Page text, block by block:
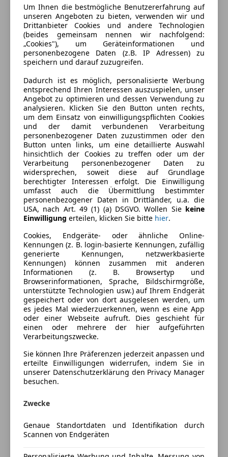
Energieverbrauch
Kraftstoff
Benzin
Kraftstoffverbrauch
6,10l/100 km (komb.)
CO₂-Emissionen
140 g/km (komb.)
Ausstattung
Sicherheit
Fernlichtassistent
Extras
Anhängerkupplung
Mehr anzeigen
Farbe und Innenausstattung
Außenfarbe
Blau
Lackierung
Metallic
Preisbewertung
Mehr anzeigen
Um Ihnen die bestmögliche Benutzererfahrung auf
unseren Angeboten zu bieten, verwenden wir und
Drittanbieter Cookies und andere Technologien
(beides gemeinsam nennen wir nachfolgend:
„Cookies"), um Geräteinformationen und
personenbezogene Daten (z.B. IP Adressen) zu
speichern und darauf zuzugreifen.
Dadurch ist es möglich, personalisierte Werbung
entsprechend Ihren Interessen auszuspielen, unser
Angebot zu optimieren und dessen Verwendung zu
analysieren. Klicken Sie den Button unten rechts,
um dem Einsatz von einwilligungspflichten Cookies
und der damit verbundenen Verarbeitung
personenbezogener Daten zuzustimmen oder den
Button unten links, um eine detaillierte Auswahl
hinsichtlich der Cookies zu treffen oder um der
Verarbeitung personenbezogener Daten zu
widersprechen, soweit diese auf Grundlage
berechtigter Interessen erfolgt. Die Einwilligung
umfasst auch die Übermittlung bestimmter
personenbezogener Daten in Drittländer, u.a. die
USA, nach Art. 49 (1) (a) DSGVO. Wollen Sie keine
Einwilligung erteilen, klicken Sie bitte hier.
Cookies, Endgeräte- oder ähnliche Online-
Kennungen (z. B. login-basierte Kennungen, zufällig
generierte Kennungen, netzwerkbasierte
Kennungen) können zusammen mit anderen
Informationen (z. B. Browsertyp und
Browserinformationen, Sprache, Bildschirmgröße,
unterstützte Technologien usw.) auf Ihrem Endgerät
gespeichert oder von dort ausgelesen werden, um
es jedes Mal wiederzuerkennen, wenn es eine App
oder einer Webseite aufruft. Dies geschieht für
einen oder mehrere der hier aufgeführten
Verarbeitungszwecke.
Sie können Ihre Präferenzen jederzeit anpassen und
erteilte Einwilligungen widerrufen, indem Sie in
unserer Datenschutzerklärung den Privacy Manager
besuchen.
Zwecke
Genaue Standortdaten und Identifikation durch
Scannen von Endgeräten